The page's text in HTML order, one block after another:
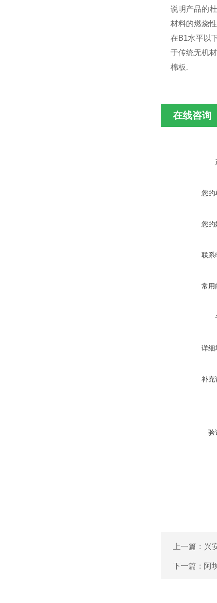
说明产品的
材料的燃烧
在B1水平以
于传统无机
棉板.
在线咨询
您的
您的
联系
常用
详细
补充
验
上一篇： 兴
下一篇： 阿